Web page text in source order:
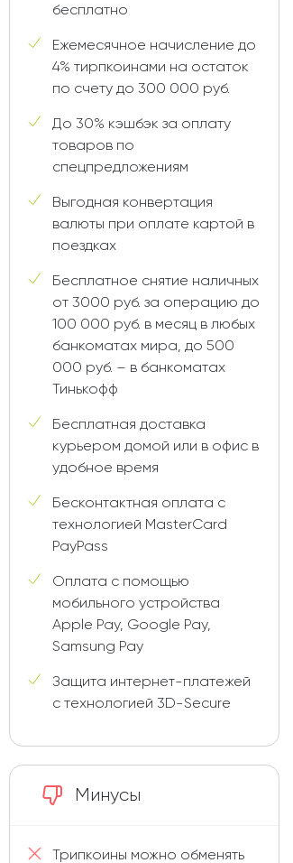
бесплатно
Ежемесячное начисление до
4% тирпкоинами на остаток
по счету до 300 000 руб.
До 30% кэшбэк за оплату
товаров по
спецпредложениям
Выгодная конвертация
валюты при оплате картой в
поездках
Бесплатное снятие наличных
от 3000 руб. за операцию до
100 000 руб. в месяц в любых
банкоматах мира, до 500
000 руб. – в банкоматах
Тинькофф
Бесплатная доставка
курьером домой или в офис в
удобное время
Бесконтактная оплата с
технологией MasterCard
PayPass
Оплата с помощью
мобильного устройства
Apple Pay, Google Pay,
Samsung Pay
Защита интернет-платежей
с технологией 3D-Secure
Минусы
Трипкоины можно обменять